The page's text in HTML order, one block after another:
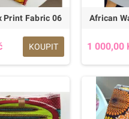
Print Fabric 06
KOUPIT
African
1 000,00